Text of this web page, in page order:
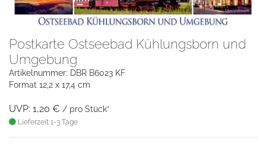
Postkarte Ostseebad Kühlungsborn und
Umgebung
Artikelnummer: DBR B6023 KF
Format 12,2 x 17,4 cm
UVP: 1,20 € / pro Stück*
Lieferzeit 1-3 Tage